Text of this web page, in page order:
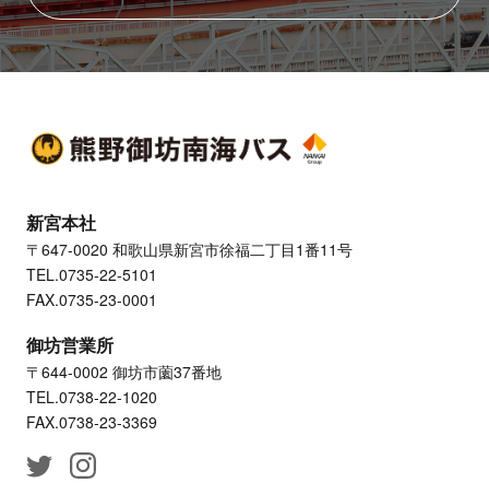
新宮本社
〒647-0020 和歌山県新宮市徐福二丁目1番11号
TEL.0735-22-5101
FAX.0735-23-0001
御坊営業所
〒644-0002 御坊市薗37番地
TEL.0738-22-1020
FAX.0738-23-3369